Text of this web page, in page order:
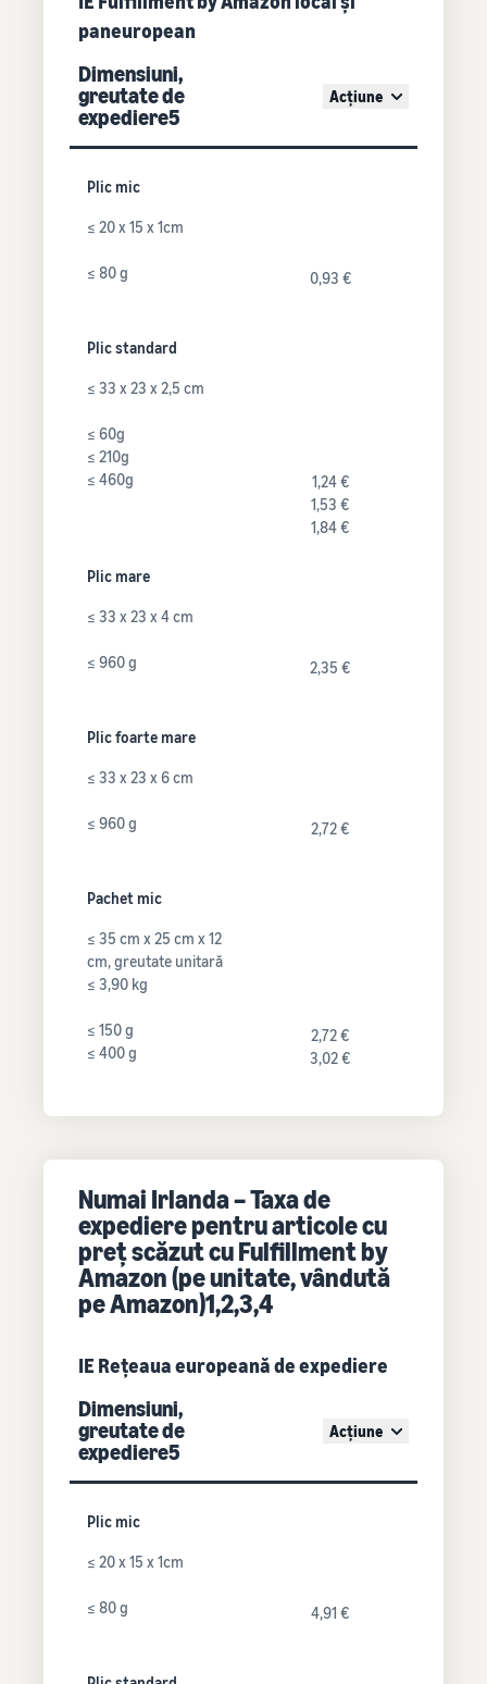
paneuropean
Dimensiuni,
greutate de
expediere5
Acțiune
Plic mic
≤ 20 x 15 x 1cm
≤ 80 g 0,93 €
Plic standard
≤ 33 x 23 x 2,5 cm
≤ 60g
≤ 210g
≤ 460g
1,24 €
1,53 €
1,84 €
Plic mare
≤ 33 x 23 x 4 cm
≤ 960 g 2,35 €
Plic foarte mare
≤ 33 x 23 x 6 cm
≤ 960 g 2,72 €
Pachet mic
≤ 35 cm x 25 cm x 12
cm, greutate unitară
≤ 3,90 kg
≤ 150 g
≤ 400 g
2,72 €
3,02 €
Numai Irlanda – Taxa de
expediere pentru articole cu
preț scăzut cu Fulfillment by
Amazon (pe unitate, vândută
pe Amazon)1,2,3,4
IE Rețeaua europeană de expediere
Dimensiuni,
greutate de
expediere5
Acțiune
Plic mic
≤ 20 x 15 x 1cm
≤ 80 g 4,91 €